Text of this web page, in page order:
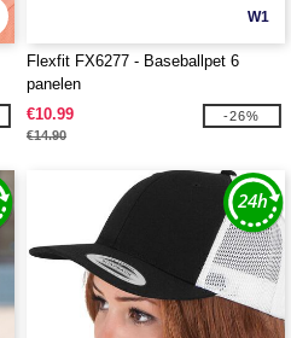
W1
Flexfit FX6277 - Baseballpet 6
panelen
€10.99
€14.90
-26%